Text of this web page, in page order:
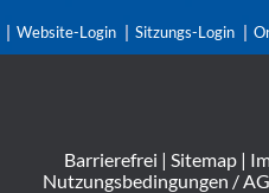
Website-Login Sitzungs-Login
Barrierefrei | Sitemap|
Nutzungsbedingungen /